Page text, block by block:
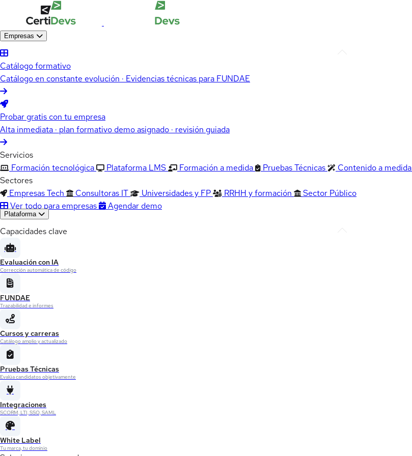
Empresas
Catálogo formativo
Catálogo en constante evolución · Evidencias técnicas para FUNDAE
Probar gratis con tu empresa
Alta inmediata · plan formativo demo asignado · revisión guiada
Servicios
Formación tecnológica
Plataforma LMS Formación a medida Pruebas Técnicas Contenido a medida
Sectores
Empresas Tech
Consultoras IT Universidades y FP RRHH y formación
Sector Público
Ver todo para empresas
Agendar demo
Plataforma
Capacidades clave
Evaluación con IA
Corrección automática de código
FUNDAE
Trazabilidad e informes
Cursos y carreras
Catálogo amplio y actualizado
Pruebas Técnicas
Evalúa candidatos objetivamente
Integraciones
SCORM, LTI, SSO, SAML
White Label
Tu marca, tu dominio